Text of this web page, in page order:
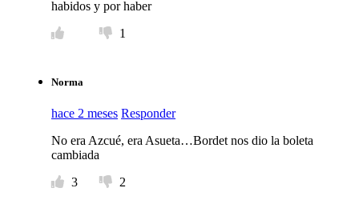
habidos y por haber
1
Norma
hace 2 meses Responder
No era Azcué, era Asueta…Bordet nos dio la boleta
cambiada
3
2